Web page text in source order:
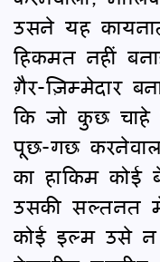
उसने यह
हिकमत नहीं
ग़ैर-ज़िम्मेदार
कि जो कुछ चाहे
पूछ-गछ
का हाकिम कोई
उसकी सल्तनत
कोई इल्म उसे